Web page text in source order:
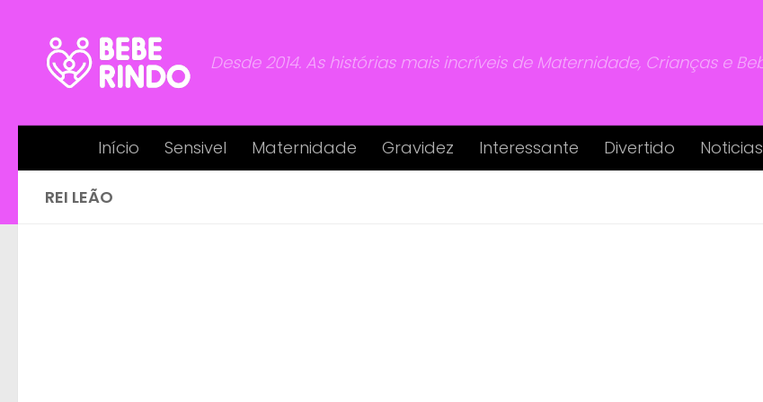
Desde 2014. As histórias mais incríveis de Maternidade, Crianças e
Início Sensivel Maternidade Gravidez Interessante Divertido Noticias
REI LEÃO